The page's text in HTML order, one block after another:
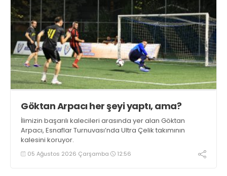
Göktan Arpacı her şeyi yaptı, ama?
İlimizin başarılı kalecileri arasında yer alan Göktan
Arpacı, Esnaflar Turnuvası’nda Ultra Çelik takımının
kalesini koruyor.
05 Ağustos 2026 Çarşamba 12:56